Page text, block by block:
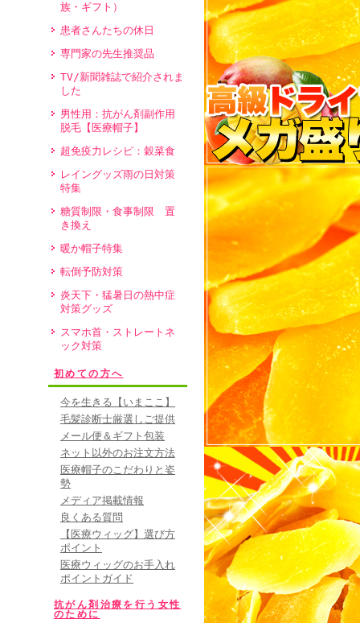
族・ギフト）
患者さんたちの休日
専門家の先生推奨品
TV/新聞雑誌で紹介されま
した
男性用：抗がん剤副作用
脱毛【医療帽子】
超免疫力レシピ：穀菜食
レイングッズ雨の日対策
特集
糖質制限・食事制限 置
き換え
暖か帽子特集
転倒予防対策
炎天下・猛暑日の熱中症
対策グッズ
スマホ首・ストレートネ
ック対策
初めての方へ
今を生きる【いまここ】
毛髪診断士厳選しご提供
メール便＆ギフト包装
ネット以外のお注文方法
医療帽子のこだわりと姿
勢
メディア掲載情報
良くある質問
【医療ウィッグ】選び方
ポイント
医療ウィッグのお手入れ
ポイントガイド
抗がん剤治療を行う女性
のために